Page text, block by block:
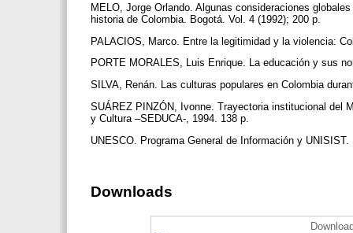
MELO, Jorge Orlando. Algunas consideraciones
historia de Colombia. Bogotá. Vol. 4 (1992); 200 p.
PALACIOS, Marco. Entre la legitimidad y la violencia:
PORTE MORALES, Luis Enrique. La educación y sus
SILVA, Renán. Las culturas populares en Colombia
SUÁREZ PINZÓN, Ivonne. Trayectoria institucional del
y Cultura –SEDUCA-, 1994. 138 p.
UNESCO. Programa General de Información y
Downloads